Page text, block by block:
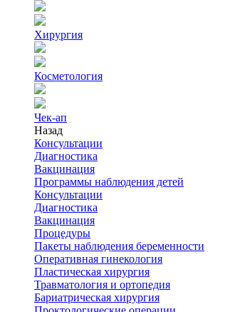
Хирургия
Косметология
Чек-ап
Назад
Консультации
Диагностика
Вакцинация
Программы наблюдения детей
Консультации
Диагностика
Вакцинация
Процедуры
Пакеты наблюдения беременности
Оперативная гинекология
Пластическая хирургия
Травматология и ортопедия
Бариатрическая хирургия